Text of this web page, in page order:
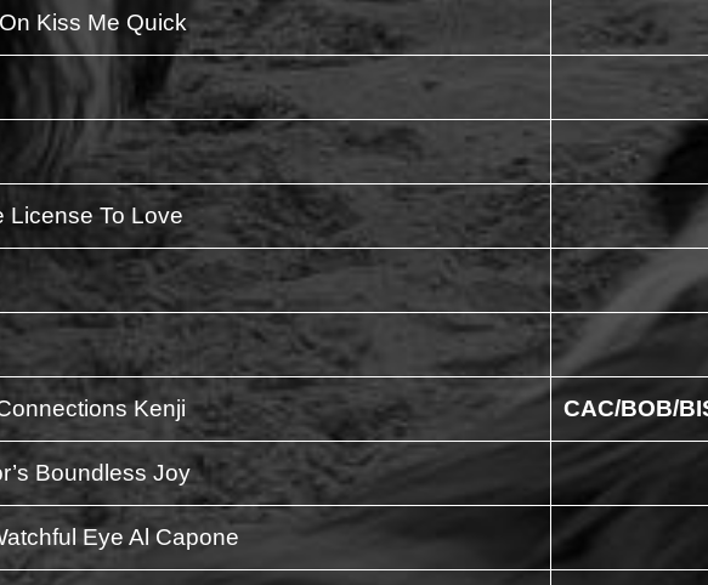
Kiss Me Quick
License To Love
Kenji CAC/BOB/
Boundless Joy
Eye Al Capone